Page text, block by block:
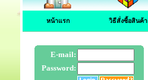
หน้าแรก วิธีสั่งซื้อสินค้า
E-mail:
Password: